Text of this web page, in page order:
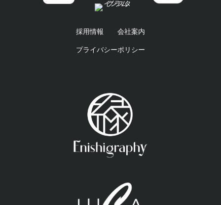
採用情報 会社案内
プライバシーポリシー